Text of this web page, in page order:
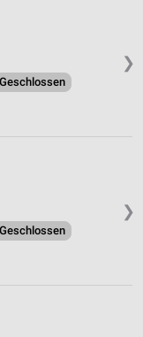
❯
Geschlossen
❯
Geschlossen